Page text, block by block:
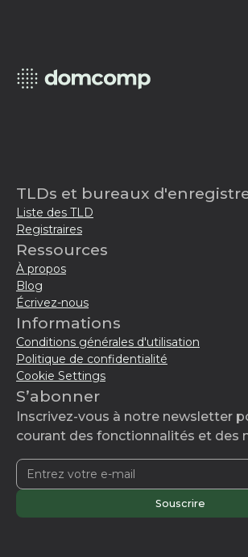
TLDs et bureaux
Liste des TLD
Registraires
Ressources
À propos
Blog
Écrivez-nous
Informations
Conditions générales d'utilisation
Politique de confidentialité
Cookie Settings
S’abonner
Inscrivez-vous à notre newsletter
courant des fonctionnalités et des